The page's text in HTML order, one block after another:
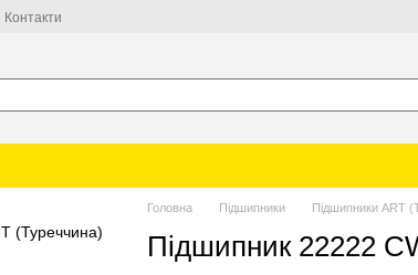
Контакти
Головна Підшипники Підшипники ART
Підшипник 22222